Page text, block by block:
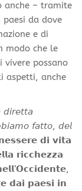
anche – tramite
paesi da dove
e di
modo che le
vivere possano
aspetti, anche
𝘧𝘢𝘵𝘵𝘰, 𝘥𝘦𝘭
𝗱𝗶 𝘃𝗶𝘁𝗮
𝗿𝗶𝗰𝗰𝗵𝗲𝘇𝘇𝗮
𝗱𝗮𝗶 𝗽𝗮𝗲𝘀𝗶 𝗶𝗻